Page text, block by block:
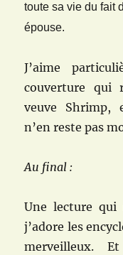
toute sa vie du fait
épouse.
J’aime
couverture qui
veuve Shrimp,
n’en reste pas
Au final :
Une lecture qui
j’adore les
merveilleux.